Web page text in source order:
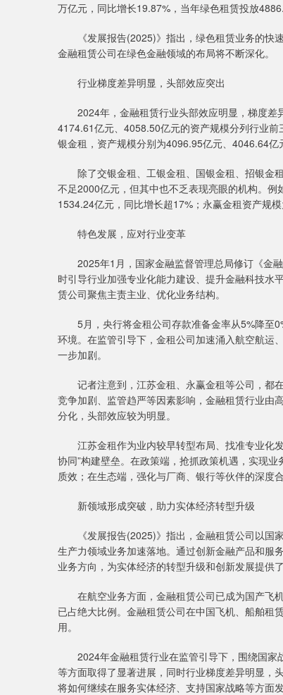
万亿元，同比增长19.87%，当年绿色租赁投放
《发展报告(2025)》指出，绿色租赁业务的快速
金融租赁公司在绿色金融领域的布局将不断深化。
行业梯度差异明显，头部效应突出
2024年，金融租赁行业头部效应明显，梯度差
4174.61亿元、4058.50亿元的资产规模分列行业
银金租，资产规模分别为4096.95亿元、4046.64亿
除了交银金租、工银金租、国银金租、招银金
不足2000亿元，但其中也不乏表现亮眼的机构。
1534.24亿元，同比增长超17%；永赢金租资产规
特色发展，应对行业变革
2025年1月，国家金融监督管理总局修订《金融
时引导行业加强专业化能力建设、提升金融科技水
赁公司聚焦主责主业、优化业务结构。
5月，央行将金租公司存款准备金率从5%降至
环境。在监管引导下，金租公司加速涌入航空航运
一步加剧。
记者注意到，江苏金租、永赢金租等公司，都
竞争加剧、监管趋严等因素影响，金融租赁行业由
分化，头部效应较为明显。
江苏金租作为业内较早转型布局、找准专业化发
协同”构建壁垒。在政策端，抢抓政策机遇，实现
质效；在生态端，强化与厂商、银行等伙伴的深度
新领域形成突破，助力实体经济转型升级
《发展报告(2025)》指出，金融租赁公司以国家
生产力领域业务加速落地。通过创新金融产品和服
业务方向，为实体经济的转型升级和创新发展提供
在航空业务方面，金融租赁公司已成为国产飞
已占绝大比例。金融租赁公司在中国飞机、船舶租
用。
2024年金融租赁行业在监管引导下，围绕国家
等方面取得了显著进展，同时行业梯度差异明显，
将如何继续在服务实体经济、支持国家战略等方面